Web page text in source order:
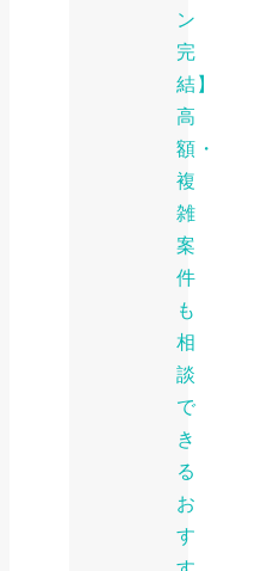
ン
完
結】
高
額・
複
雑
案
件
も
相
談
で
き
る
お
す